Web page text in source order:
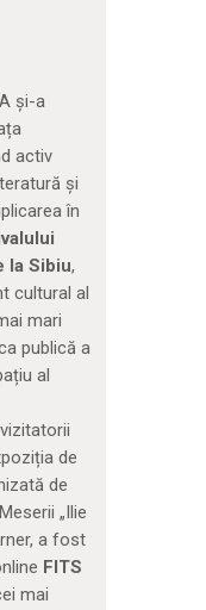
și-a
activ
și
în
la Sibiu,
cultural al
mari
publică a
al
de
de
„Ilie
a fost
FITS
mai